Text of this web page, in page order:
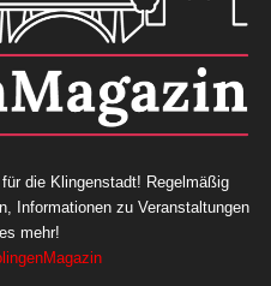
die Klingenstadt! Regelmäßig
Informationen zu Veranstaltungen
mehr!